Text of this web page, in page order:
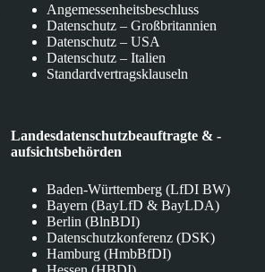
Angemessenheitsbeschluss
Datenschutz – Großbritannien
Datenschutz – USA
Datenschutz – Italien
Standardvertragsklauseln
Landesdatenschutzbeauftragte & -
aufsichtsbehörden
Baden-Württemberg (LfDI BW)
Bayern (BayLfD & BayLDA)
Berlin (BlnBDI)
Datenschutzkonferenz (DSK)
Hamburg (HmbBfDI)